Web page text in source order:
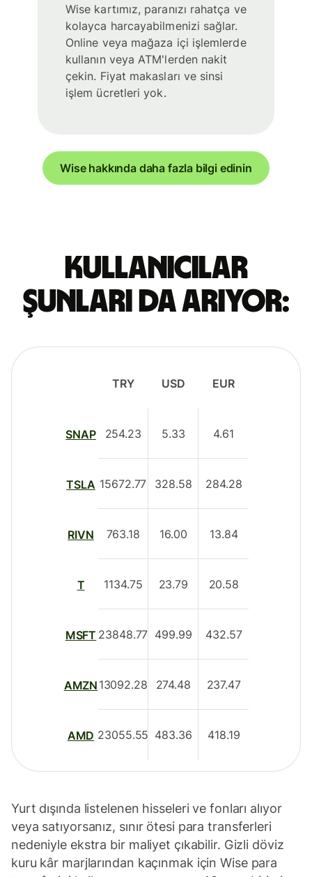
Wise kartımız, paranızı rahatça ve
kolayca harcayabilmenizi sağlar.
Online veya mağaza içi işlemlerde
kullanın veya ATM'lerden nakit
çekin. Fiyat makasları ve sinsi
işlem ücretleri yok.
Wise hakkında daha fazla bilgi edinin
Kullanıcılar
şunları da arıyor:
SNAP
TSLA
RIVN
T
MSFT
AMZN
AMD
TRY
254.23
15672.77
763.18
1134.75
23848.77
13092.28
23055.55
USD
5.33
328.58
16.00
23.79
499.99
274.48
483.36
EUR
4.61
284.28
13.84
20.58
432.57
237.47
418.19
Yurt dışında listelenen hisseleri ve fonları alıyor
veya satıyorsanız, sınır ötesi para transferleri
nedeniyle ekstra bir maliyet çıkabilir. Gizli döviz
kuru kâr marjlarından kaçınmak için Wise para